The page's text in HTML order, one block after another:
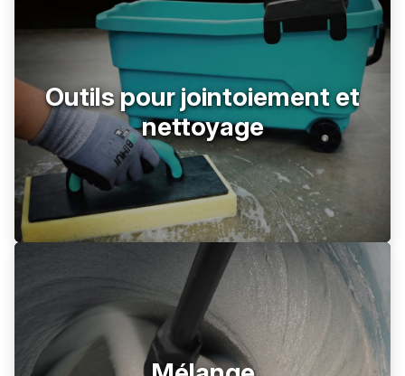
Outils pour jointoiement et
nettoyage